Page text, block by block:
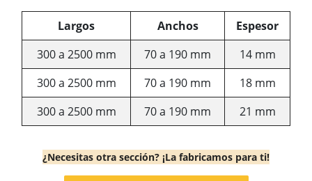
Largos Anchos
Espesor
300 a 2500 mm
70 a 190 mm
14 mm
300 a 2500 mm
70 a 190 mm
18 mm
300 a 2500 mm
70 a 190 mm 21 mm
¿Necesitas otra sección? ¡La fabricamos para ti!